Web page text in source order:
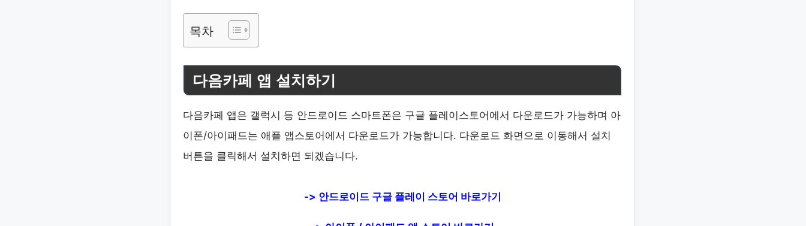
목차
다음카페 앱 설치하기
다음카페 앱은 갤럭시 등 안드로이드 스마트폰은 구글 플레이스토어에서 다운로드가 가능하며 아
이폰/아이패드는 애플 앱스토어에서 다운로드가 가능합니다. 다운로드 화면으로 이동해서 설치
버튼을 클릭해서 설치하면 되겠습니다.
-> 안드로이드 구글 플레이 스토어 바로가기